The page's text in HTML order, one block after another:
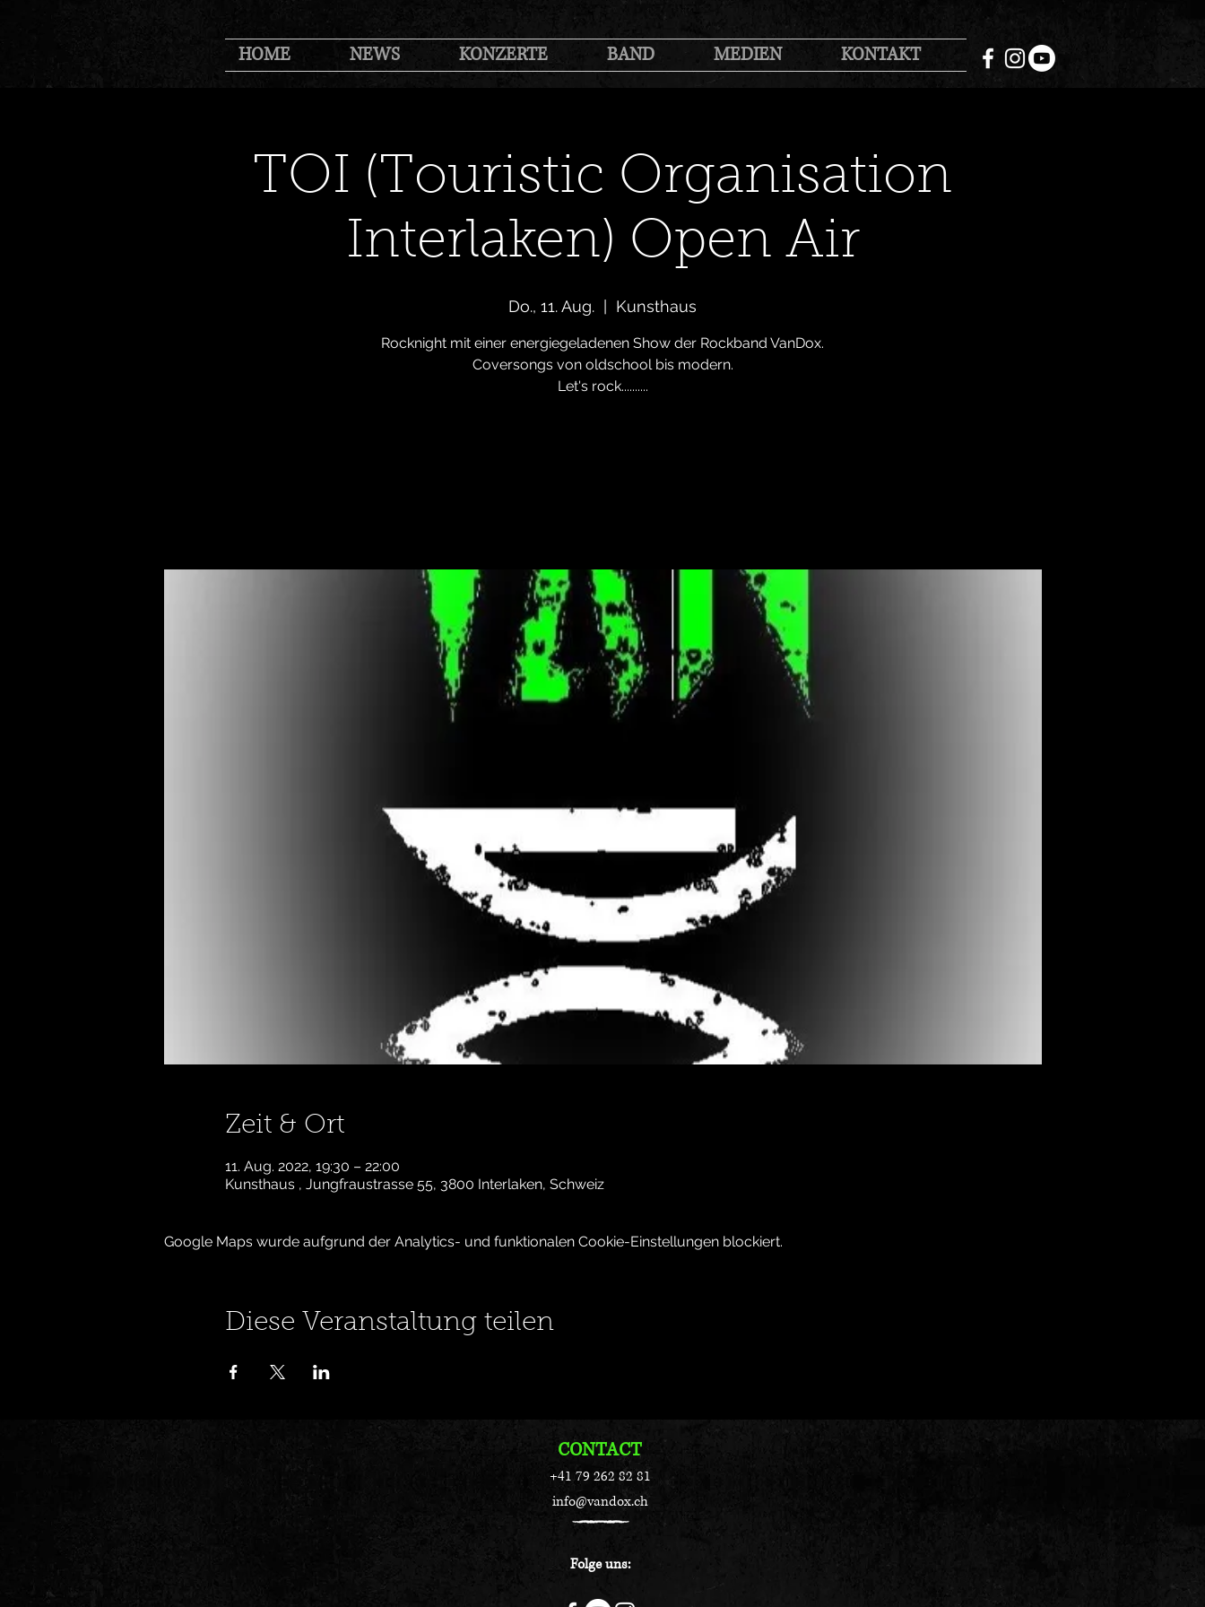
HOME NEWS KONZERTE BAND MEDIEN KONTAKT
TOI (Touristic Organisation
Interlaken) Open Air
Do., 11. Aug. Kunsthaus
Rocknight mit einer energiegeladenen Show der Rockband VanDox.
Coversongs von oldschool bis modern.
Let's rock..........
Zeit & Ort
11. Aug. 2022, 19:30 – 22:00
Kunsthaus , Jungfraustrasse 55, 3800 Interlaken, Schweiz
Google Maps wurde aufgrund der Analytics- und funktionalen Cookie-Einstellungen blockiert.
Diese Veranstaltung teilen
CONTACT
+41 79 262 82 81
info@vandox.ch
Folge uns: